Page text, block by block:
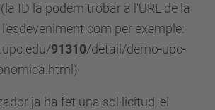
(la ID la podem trobar a l'URL de la
com per exemple:
91310/detail/demo-upc-
ja ha fet una sol·licitud, el